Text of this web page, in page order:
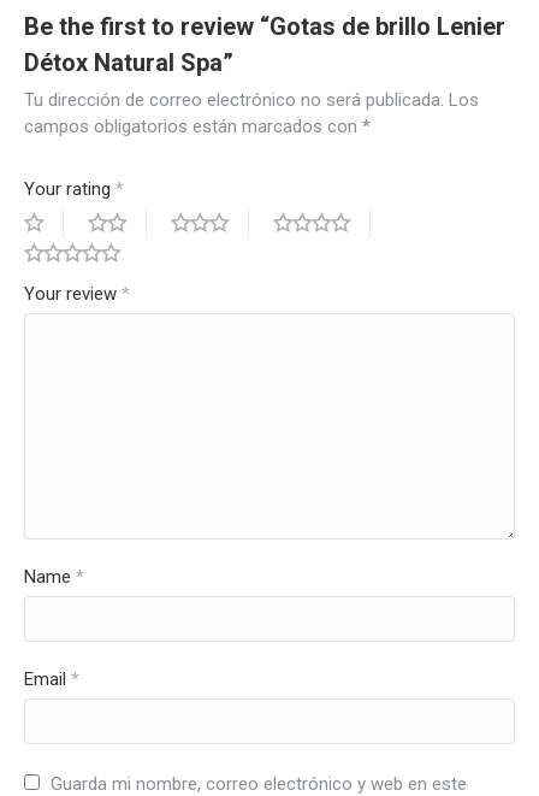
Be the first to review “Gotas de brillo Lenier
Détox Natural Spa”
Tu dirección de correo electrónico no será publicada. Los
campos obligatorios están marcados con *
Your rating *
Your review *
Name *
Email *
Guarda mi nombre, correo electrónico y web en este